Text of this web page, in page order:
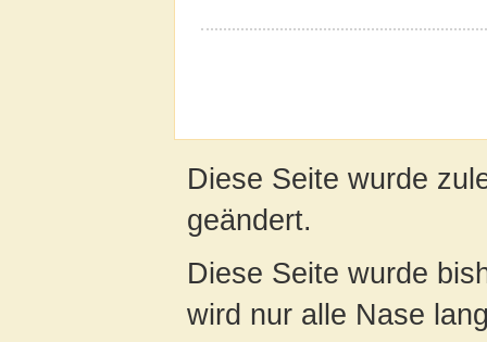
Diese Seite wurde
geändert.
Diese Seite wurde
wird nur alle Nase